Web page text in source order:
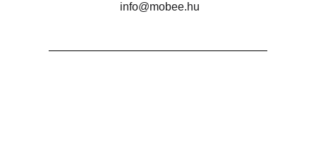
info@mobee.hu